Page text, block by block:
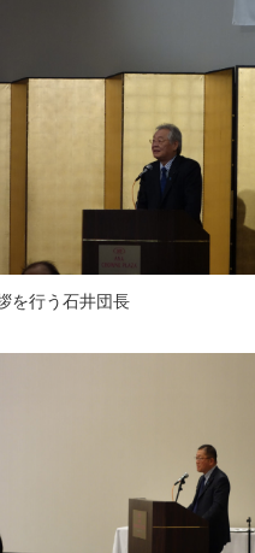
を行う石井団長